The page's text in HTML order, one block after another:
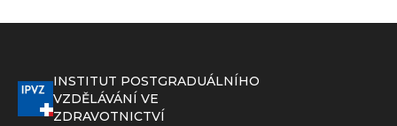
INSTITUT POSTGRADUÁLNÍHO
VZDĚLÁVÁNÍ VE
ZDRAVOTNICTVÍ